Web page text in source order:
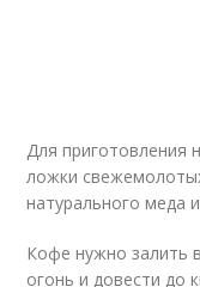
Для приготовления
ложки
натурального меда
Кофе нужно залить
огонь и довести до